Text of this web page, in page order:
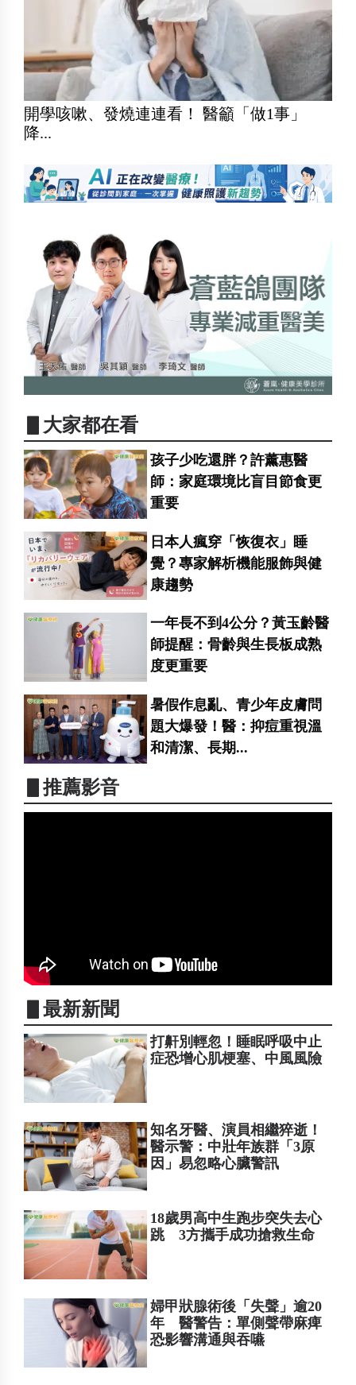
開學咳嗽、發燒連連看！ 醫籲「做1事」
降...
▋大家都在看
孩子少吃還胖？許薰惠醫
師：家庭環境比盲目節食更
重要
日本人瘋穿「恢復衣」睡
覺？專家解析機能服飾與健
康趨勢
一年長不到4公分？黃玉齡醫
師提醒：骨齡與生長板成熟
度更重要
暑假作息亂、青少年皮膚問
題大爆發！醫：抑痘重視溫
和清潔、長期...
▋推薦影音
▋最新新聞
打鼾別輕忽！睡眠呼吸中止
症恐增心肌梗塞、中風風險
知名牙醫、演員相繼猝逝！
醫示警：中壯年族群「3原
因」易忽略心臟警訊
18歲男高中生跑步突失去心
跳 3方攜手成功搶救生命
婦甲狀腺術後「失聲」逾20
年 醫警告：單側聲帶麻痺
恐影響溝通與吞嚥